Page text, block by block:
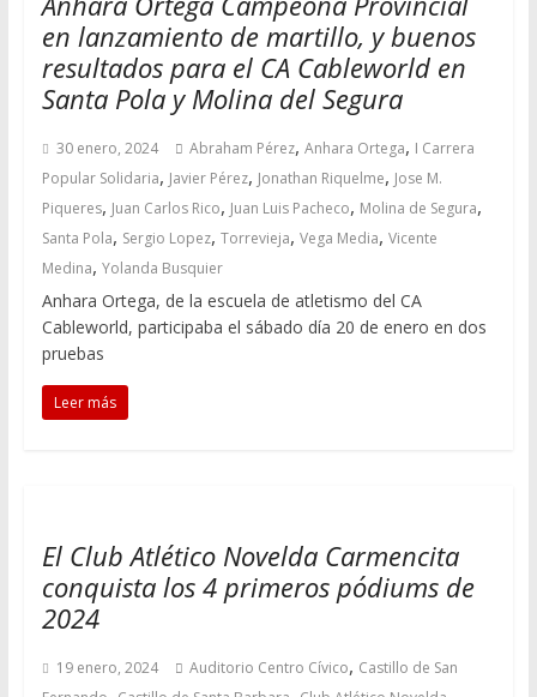
en lanzamiento de martillo, y buenos
resultados para el CA Cableworld en
Santa Pola y Molina del Segura
30 enero, 2024 Abraham Pérez, Anhara Ortega, I Carrera
Popular Solidaria, Javier Pérez, Jonathan Riquelme, Jose M.
Piqueres, Juan Carlos Rico, Juan Luis Pacheco, Molina de Segura,
Santa Pola, Sergio Lopez, Torrevieja, Vega Media, Vicente
Medina, Yolanda Busquier
Anhara Ortega, de la escuela de atletismo del CA
Cableworld, participaba el sábado día 20 de enero en dos
pruebas
Leer más
El Club Atlético Novelda Carmencita
conquista los 4 primeros pódiums de
2024
19 enero, 2024 Auditorio Centro Cívico, Castillo de San